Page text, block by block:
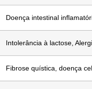
Doença intestinal
Intolerância à lactose,
Fibrose quística, doença